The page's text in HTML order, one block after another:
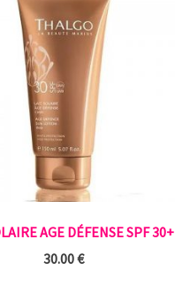
AGE DÉFENSE SPF 30+
30.00€